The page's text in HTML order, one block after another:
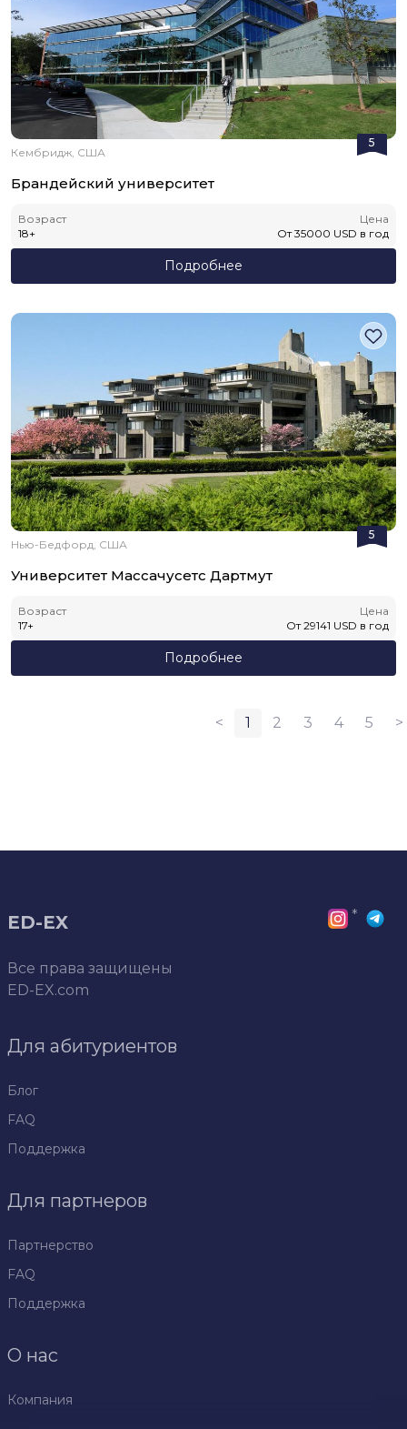
5
Кембридж, США
Брандейский университет
Возраст
18+
Цена
От 35000 USD в год
Подробнее
5
Нью-Бедфорд, США
Университет Массачусетс Дартмут
Возраст
17+
Цена
От 29141 USD в год
Подробнее
< 1 2 3 4 5 >
ED-EX
Все права защищены
ED-EX.com
*
Для абитуриентов
Блог
FAQ
Поддержка
Для партнеров
Партнерство
FAQ
Поддержка
О нас
Компания